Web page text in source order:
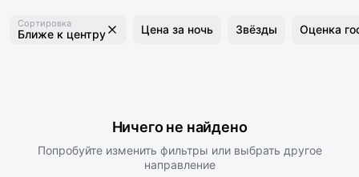
Сортировка
Ближе к центру Цена за ночь Звёзды Оценка
Ничего не найдено
Попробуйте изменить фильтры или выбрать другое
направление